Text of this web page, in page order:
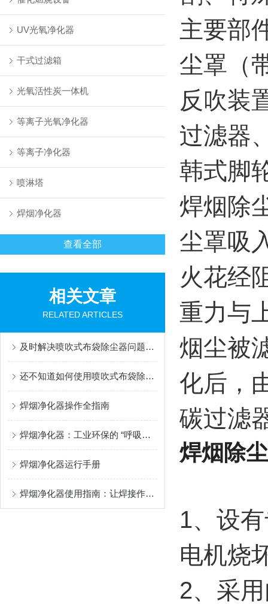
UV光氧净化器
干式过滤箱
光氧活性炭一体机
等离子光氧净化器
等离子净化器
喷淋塔
焊烟净化器
查看全部
相关文章
RELATED ARTICLES
及时解决喷吹式布袋除尘器问题是保障系统环保运行的关键
还不知道如何使用喷吹式布袋除尘器？进来看
焊烟净化器操作全指南
焊烟净化器：工业环保的 “呼吸卫士”
焊烟净化器运行手册
焊烟净化器使用指南：让焊接作业更安全环保
主要部
尘罩（
反吹装
过滤器
韩式脚
焊烟除
尘罩吸
火花经
重力与
烟尘被
化后，
碳过滤
焊烟除
1、设
电机烧
2、采